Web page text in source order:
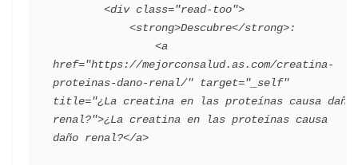
href="https://mejorconsalud.as.com/creatina-
proteinas-dano-renal/" target="_self"
title="¿La creatina en las proteínas causa daño
renal?">¿La creatina en las proteínas causa
daño renal?</a>